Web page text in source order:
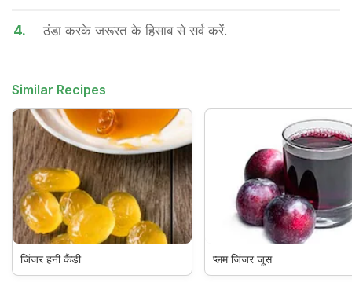
4. ठंडा करके जरूरत के हिसाब से सर्व करें.
Similar Recipes
जिंजर हनी कैंडी प्लम जिंजर जूस